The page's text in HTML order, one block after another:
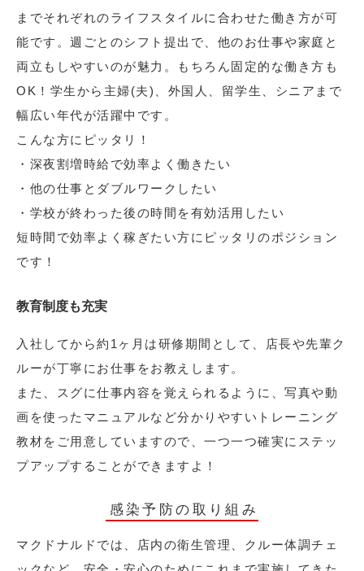
までそれぞれのライフスタイルに合わせた働き方が可
能です。週ごとのシフト提出で、他のお仕事や家庭と
両立もしやすいのが魅力。もちろん固定的な働き方も
OK！学生から主婦(夫)、外国人、留学生、シニアまで
幅広い年代が活躍中です。
こんな方にピッタリ！
・深夜割増時給で効率よく働きたい
・他の仕事とダブルワークしたい
・学校が終わった後の時間を有効活用したい
短時間で効率よく稼ぎたい方にピッタリのポジション
です！
教育制度も充実
入社してから約1ヶ月は研修期間として、店長や先輩ク
ルーが丁寧にお仕事をお教えします。
また、スグに仕事内容を覚えられるように、写真や動
画を使ったマニュアルなど分かりやすいトレーニング
教材をご用意していますので、一つ一つ確実にステッ
プアップすることができますよ！
感染予防の取り組み
マクドナルドでは、店内の衛生管理、クルー体調チェ